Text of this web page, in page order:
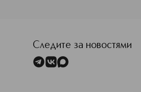
Следите за новостями